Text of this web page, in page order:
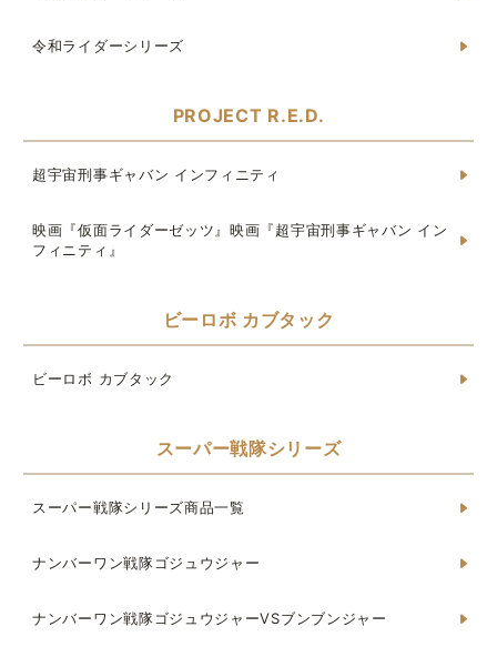
令和ライダーシリーズ
PROJECT R.E.D.
超宇宙刑事ギャバン インフィニティ
映画『仮面ライダーゼッツ』映画『超宇宙刑事ギャバン イン
フィニティ』
ビーロボ カブタック
ビーロボ カブタック
スーパー戦隊シリーズ
スーパー戦隊シリーズ商品一覧
ナンバーワン戦隊ゴジュウジャー
ナンバーワン戦隊ゴジュウジャーVSブンブンジャー